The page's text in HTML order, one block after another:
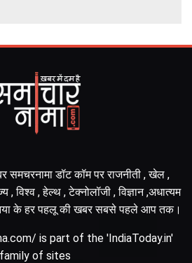
समचरनामा डॉट कॉम पर राजनीती , खेल ,
, विश्व , हेल्थ , टेक्नोलॉजी , विज्ञान ,अधात्यम
के हर पहलू की खबर सबसे पहले आप तक।
is part of the 'IndiaToday.in'
family of sites